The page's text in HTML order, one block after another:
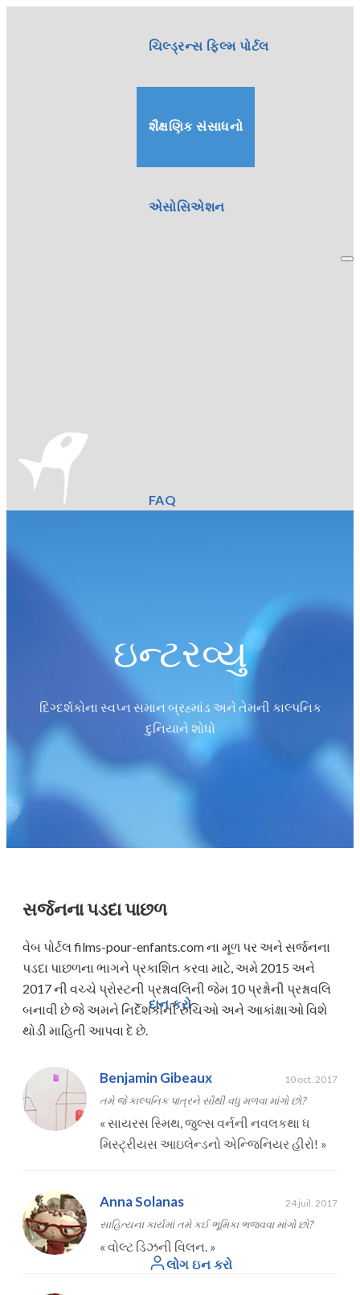
ચિલ્ડ્રન્સ ફિલ્મ પોર્ટલ
શૈક્ષણિક સંસાધનો
એસોસિએશન
FAQ
દાન કરો
લોગ ઇન કરો
ઇન્ટરવ્યુ
દિગ્દર્શકોના સ્વપ્ન સમાન બ્રહ્માંડ અને તેમની કાલ્પનિક
દુનિયાને શોધો
સર્જનના પડદા પાછળ
વેબ પોર્ટલ films-pour-enfants.com ના મૂળ પર અને સર્જનના
પડદા પાછળના ભાગને પ્રકાશિત કરવા માટે, અમે 2015 અને
2017 ની વચ્ચે પ્રોસ્ટની પ્રશ્નાવલિની જેમ 10 પ્રશ્નોની પ્રશ્નાવલિ
બનાવી છે જે અમને નિર્દેશકોની રુચિઓ અને આકાંક્ષાઓ વિશે
થોડી માહિતી આપવા દે છે.
Benjamin Gibeaux 10 oct. 2017
તમે જે કાલ્પનિક પાત્રને સૌથી વધુ મળવા માંગો છો?
« સાયરસ સ્મિથ, જુલ્સ વર્નની નવલકથા ધ
મિસ્ટ્રીયસ આઇલેન્ડનો એન્જિનિયર હીરો! »
Anna Solanas 24 juil. 2017
સાહિત્યના કાર્યમાં તમે કઈ ભૂમિકા ભજવવા માંગો છો?
« વોલ્ટ ડિઝની વિલન. »